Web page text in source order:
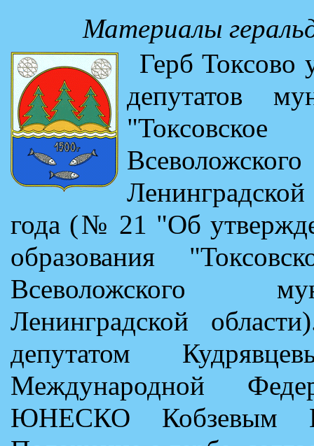
Материалы
Герб Токсово
депутатов
года (№ 21 "Об
образования
Всеволожского
Ленинградской
депутатом
Международной
ЮНЕСКО Кобзевым